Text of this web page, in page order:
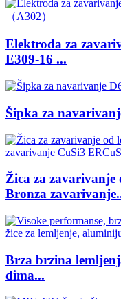
Elektroda za
E309-16 ...
Šipka za
Žica za zavarivanje
Bronza
Brza brzina
dima...